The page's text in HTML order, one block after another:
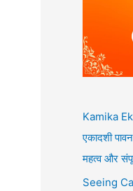
Kamika
एकादशी
महत्व और
Seeing